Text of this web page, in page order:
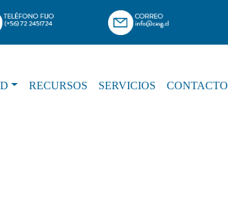
RECURSOS SERVICIOS CONTACTO